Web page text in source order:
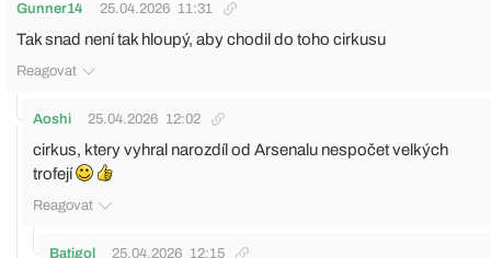
Gunner14 25.04.2026 11:31
Tak snad není tak hloupý, aby chodil do toho cirkusu
Reagovat
Aoshi 25.04.2026 12:02
cirkus, ktery vyhral narozdíl od Arsenalu nespočet velkých
trofejí
Reagovat
Batigol 25.04.2026 12:15